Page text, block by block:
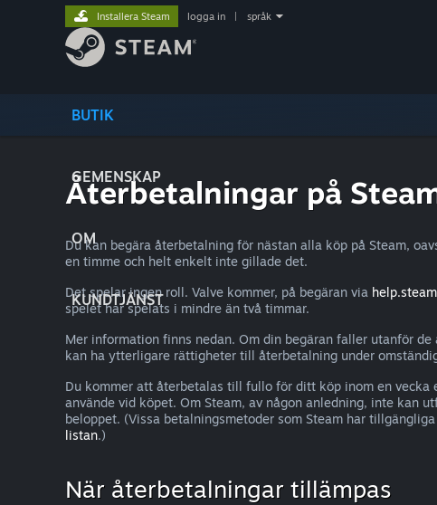
BUTIK
GEMENSKAP
OM
KUNDTJÄNST
Installera Steam logga in språk
Återbetalningar på
Du kan begära återbetalning för nästan alla köp på Steam,
en timme och helt enkelt inte gillade det.
Det spelar ingen roll. Valve kommer, på begäran via
spelet har spelats i mindre än två timmar.
Mer information finns nedan. Om din begäran faller utanför
kan ha ytterligare rättigheter till återbetalning under
Du kommer att återbetalas till fullo för ditt köp inom en vecka
använde vid köpet. Om Steam, av någon anledning, inte kan
beloppet. (Vissa betalningsmetoder som Steam har
listan.)
När återbetalningar tillämpas